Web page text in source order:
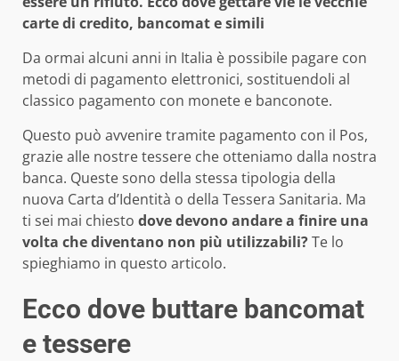
carte di credito, bancomat e simili
Da ormai alcuni anni in Italia è possibile pagare con
metodi di pagamento elettronici, sostituendoli al
classico pagamento con monete e banconote.
Questo può avvenire tramite pagamento con il Pos,
grazie alle nostre tessere che otteniamo dalla nostra
banca. Queste sono della stessa tipologia della
nuova Carta d’Identità o della Tessera Sanitaria. Ma
ti sei mai chiesto dove devono andare a finire una
volta che diventano non più utilizzabili?Te lo
spieghiamo in questo articolo.
Ecco dove buttare bancomat
e tessere